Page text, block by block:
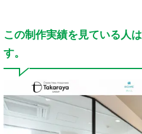
この制作実績を見ている人
す。